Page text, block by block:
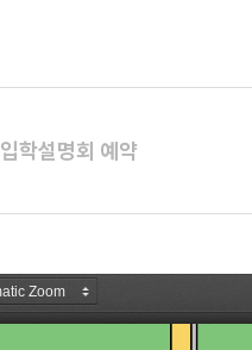
입학설명회 예약